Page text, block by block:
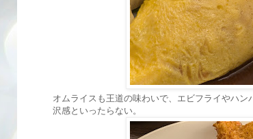
オムライスも王道の味わいで、エビフライやハ
沢感といったらない。